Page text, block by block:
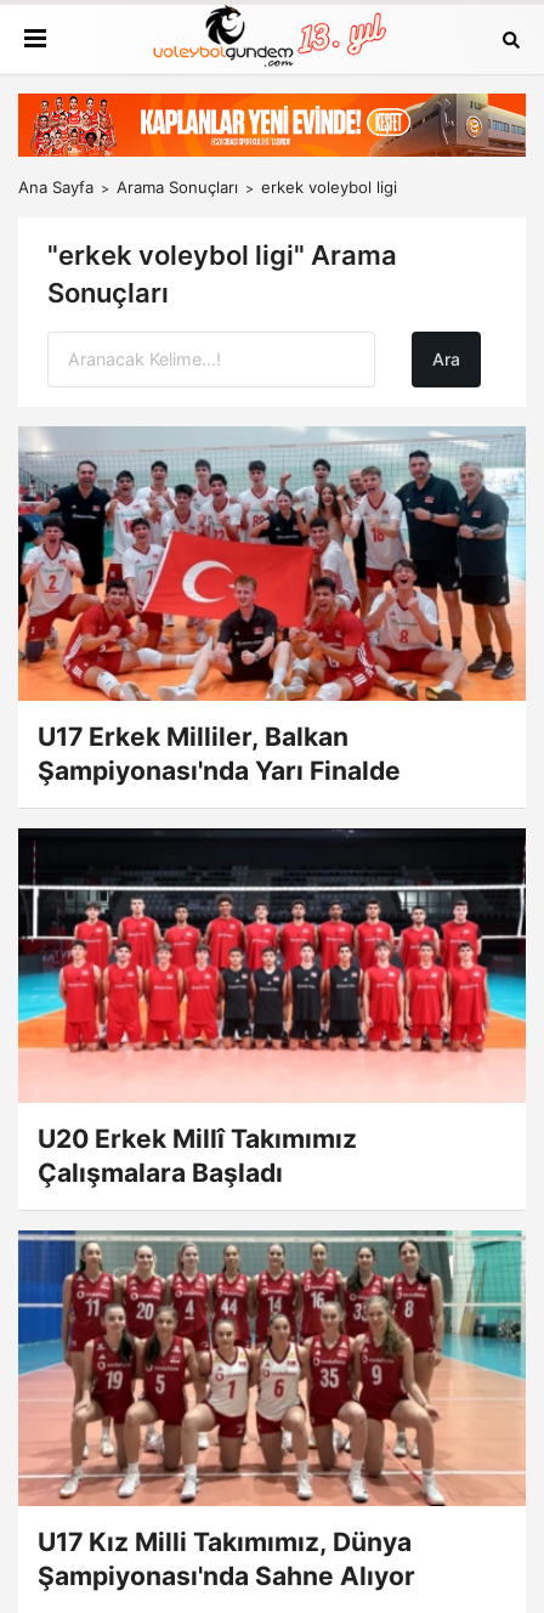
Ana Sayfa Arama Sonuçları erkek voleybol ligi
"erkek voleybol ligi" Arama
Sonuçları
U17 Erkek Milliler, Balkan
Şampiyonası'nda Yarı Finalde
U20 Erkek Millî Takımımız
Çalışmalara Başladı
U17 Kız Milli Takımımız, Dünya
Şampiyonası'nda Sahne Alıyor